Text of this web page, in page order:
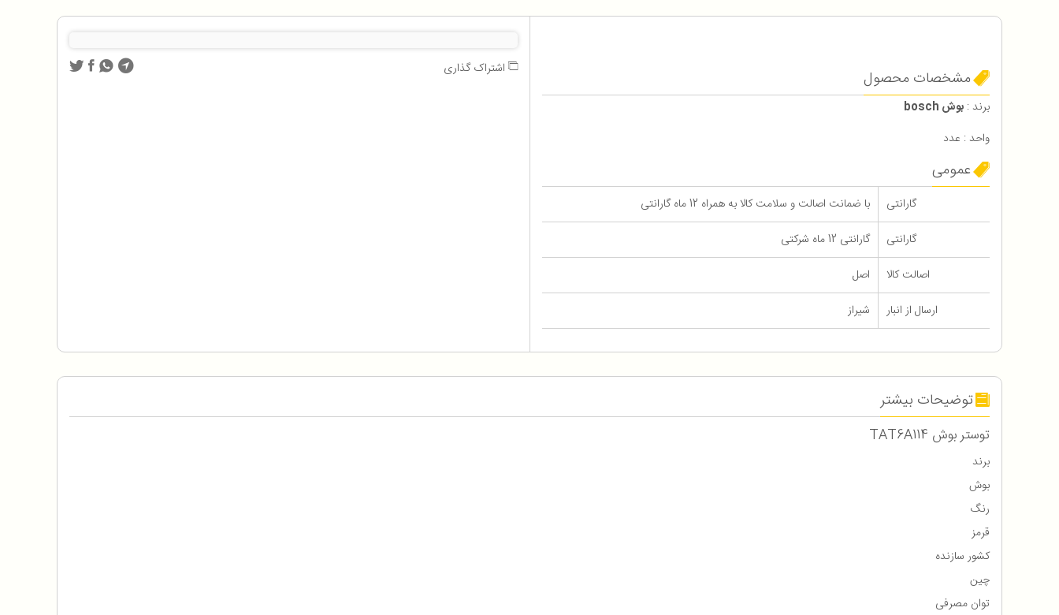
مشخصات محصول
برند : بوش bosch
واحد : عدد
عمومی
گارانتی
با ضمانت اصالت و سلامت کالا به همراه 12 ماه گارانتی
گارانتی
گارانتی 12 ماه شرکتی
اصالت کالا
اصل
ارسال از انبار
شیراز
اشتراک گذاری
توضیحات بیشتر
توستر بوش TAT6A114
برند
بوش
رنگ
قرمز
کشور سازنده
چین
توان مصرفی